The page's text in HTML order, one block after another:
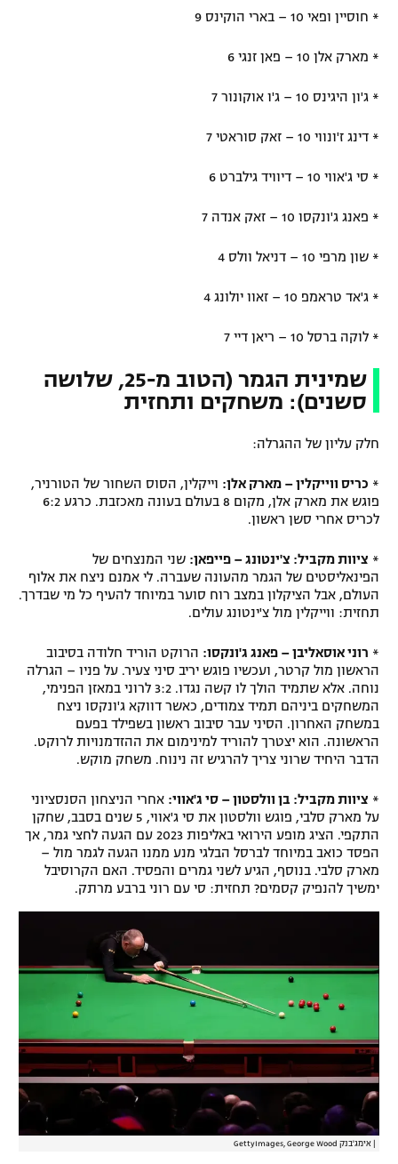
* חוסיין ופאי 10 – בארי הוקינס 9
* מארק אלן 10 – פאן זנגי 6
* ג'ון היגינס 10 – ג'ו אוקונור 7
* דינג ז'ונווי 10 – זאק סוראטי 7
* סי ג'אווי 10 – דיוויד גילברט 6
* פאנג ג'ונקסו 10 – זאק אנדה 7
* שון מרפי 10 – דניאל וולס 4
* ג'אד טראמפ 10 – זאוו יולונג 4
* לוקה ברסל 10 – ריאן דיי 7
שמינית הגמר (הטוב מ-25, שלושה
סשנים): משחקים ותחזית
חלק עליון של ההגרלה:
* כריס ווייקלין – מארק אלן: וייקלין, הסוס השחור של הטורניר,
פוגש את מארק אלן, מקום 8 בעולם בעונה מאכזבת. כרגע 6:2
לכריס אחרי סשן ראשון.
* ציוות מקביל: צ'ינטונג – פייפאן: שני המנצחים של
הפינאליסטים של הגמר מהעונה שעברה. לי אמנם ניצח את אלוף
העולם, אבל הציקלון במצב רוח סוער במיוחד להעיף כל מי שבדרך.
תחזית: ווייקלין מול צ'ינטונג עולים.
* רוני אוסאליבן – פאנג ג'ונקסו: הרוקט הוריד חלודה בסיבוב
הראשון מול קרטר, ועכשיו פוגש יריב סיני צעיר. על פניו – הגרלה
נוחה. אלא שתמיד הולך לו קשה נגדו. 3:2 לרוני במאזן הפנימי,
המשחקים ביניהם תמיד צמודים, כאשר דווקא ג'ונקסו ניצח
במשחק האחרון. הסיני עבר סיבוב ראשון בשפילד בפעם
הראשונה. הוא יצטרך להוריד למינימום את ההזדמנויות לרוקט.
הדבר היחיד שרוני צריך להרגיש זה נינוח. משחק מוקש.
* ציוות מקביל: בן וולסטון – סי ג'אווי: אחרי הניצחון הסנסציוני
על מארק סלבי, פוגש וולסטון את סי ג'אווי, 5 שנים בסבב, שחקן
התקפי. הציג מופע הירואי באליפות 2023 עם הגעה לחצי גמר, אך
הפסד כואב במיוחד לברסל הבלגי מנע ממנו הגעה לגמר מול –
מארק סלבי. בנוסף, הגיע לשני גמרים והפסיד. האם הקרוסיבל
ימשיך להנפיק קסמים? תחזית: סי עם רוני ברבע מרתק.
אימג'בנק GettyImages, George Wood